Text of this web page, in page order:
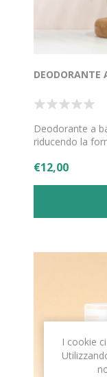
DEODORANTE
Deodorante a
riducendo la
€12,00
I cookie